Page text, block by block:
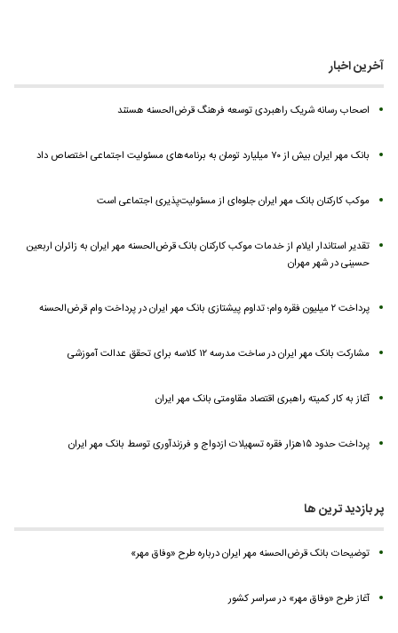
آخرین اخبار
اصحاب رسانه شریک راهبردی توسعه فرهنگ قرض‌الحسنه هستند
بانک مهر ایران بیش از ۷۰ میلیارد تومان به برنامه‌های مسئولیت اجتماعی اختصاص داد
موکب کارکنان بانک مهر ایران جلوه‌ای از مسئولیت‌پذیری اجتماعی است
تقدیر استاندار ایلام از خدمات موکب کارکنان بانک قرض‌الحسنه مهر ایران به زائران اربعین
حسینی در شهر مهران
پرداخت ۲ میلیون فقره وام؛ تداوم پیشتازی بانک مهر ایران در پرداخت وام قرض‌الحسنه
مشارکت بانک مهر ایران در ساخت مدرسه ۱۲ کلاسه برای تحقق عدالت آموزشی
آغاز به کار کمیته راهبری اقتصاد مقاومتی بانک مهر ایران
پرداخت حدود ۱۵هزار فقره تسهیلات ازدواج و فرزندآوری توسط بانک مهر ایران
پر بازدید ترین ها
توضیحات بانک قرض‌الحسنه مهر ایران درباره طرح «وفاق مهر»
آغاز طرح «وفاق مهر» در سراسر کشور